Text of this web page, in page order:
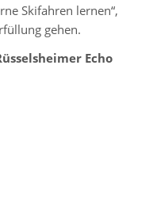
Skifahren lernen“,
gehen.
Echo